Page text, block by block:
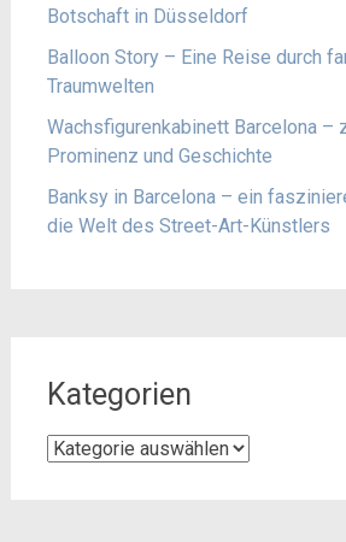
Botschaft in Düsseldorf
Balloon Story – Eine Reise durch
Traumwelten
Wachsfigurenkabinett Barcelona –
Prominenz und Geschichte
Banksy in Barcelona – ein
die Welt des Street-Art-Künstlers
Kategorien
Kategorien